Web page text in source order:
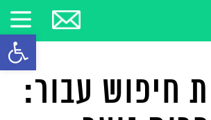
פתח
חיפוש עבור: